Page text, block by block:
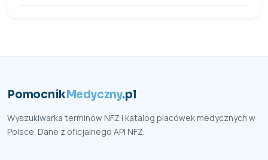
PomocnikMedyczny.pl
Wyszukiwarka terminów NFZ i katalog placówek medycznych w
Polsce. Dane z oficjalnego API NFZ.